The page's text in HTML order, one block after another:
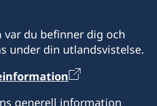
du befinner dig och
under din utlandsvistelse.
generell information